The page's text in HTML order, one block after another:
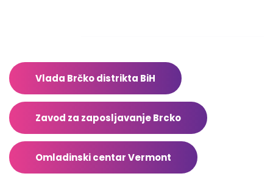
Vlada Brčko distrikta BiH
Zavod za zaposljavanje Brcko
Omladinski centar Vermont